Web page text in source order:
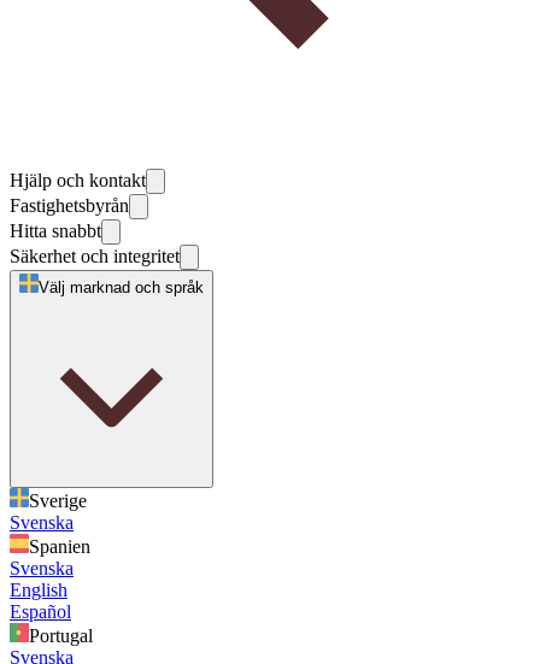
Hjälp och kontakt
Fastighetsbyrån
Hitta snabbt
Säkerhet och integritet
Välj marknad och språk
Sverige
Svenska
Spanien
Svenska
English
Español
Portugal
Svenska